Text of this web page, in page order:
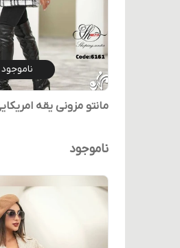
ناموجود
مانتو مزونی یقه
ناموجود